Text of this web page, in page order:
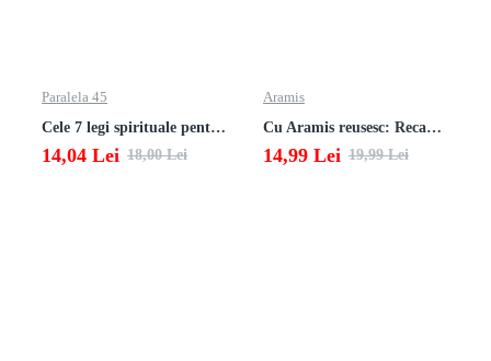
Paralela 45
Cele 7 legi spirituale pentru parinti
14,04 Lei 18,00 Lei
Aramis
Cu Aramis reusesc: Recapitulare si evaluare - Clasa a 3-a (Matematica si Stiinte ale naturii)
14,99 Lei 19,99 Lei